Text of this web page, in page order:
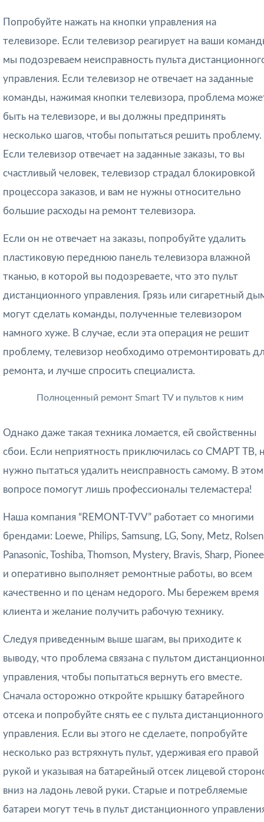
Попробуйте нажать на кнопки управления на
телевизоре. Если телевизор реагирует на ваши
мы подозреваем неисправность пульта
управления. Если телевизор не отвечает на заданные
команды, нажимая кнопки телевизора, проблема
быть на телевизоре, и вы должны предпринять
несколько шагов, чтобы попытаться решить проблему.
Если телевизор отвечает на заданные заказы, то вы
счастливый человек, телевизор страдал блокировкой
процессора заказов, и вам не нужны относительно
большие расходы на ремонт телевизора.
Если он не отвечает на заказы, попробуйте удалить
пластиковую переднюю панель телевизора влажной
тканью, в которой вы подозреваете, что это пульт
дистанционного управления. Грязь или сигаретный
могут сделать команды, полученные телевизором
намного хуже. В случае, если эта операция не решит
проблему, телевизор необходимо отремонтировать
ремонта, и лучше спросить специалиста.
Полноценный ремонт Smart TV и пультов к ним
Однако даже такая техника ломается, ей свойственны
сбои. Если неприятность приключилась со СМАРТ ТВ,
нужно пытаться удалить неисправность самому. В этом
вопросе помогут лишь профессионалы телемастера!
Наша компания “REMONT-TVV” работает со многими
брендами: Loewe, Philips, Samsung, LG, Sony, Metz,
Panasonic, Toshiba, Thomson, Mystery, Bravis, Sharp,
и оперативно выполняет ремонтные работы, во всем
качественно и по ценам недорого. Мы бережем время
клиента и желание получить рабочую технику.
Следуя приведенным выше шагам, вы приходите к
выводу, что проблема связана с пультом
управления, чтобы попытаться вернуть его вместе.
Сначала осторожно откройте крышку батарейного
отсека и попробуйте снять ее с пульта дистанционного
управления. Если вы этого не сделаете, попробуйте
несколько раз встряхнуть пульт, удерживая его правой
рукой и указывая на батарейный отсек лицевой
вниз на ладонь левой руки. Старые и потребляемые
батареи могут течь в пульт дистанционного